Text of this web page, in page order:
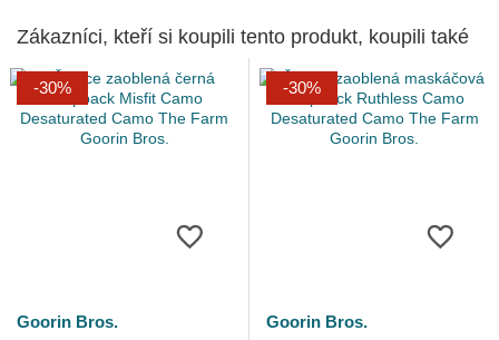
Zákazníci, kteří si koupili tento produkt, koupili také
-30%
Goorin Bros.
-30%
Goorin Bros.